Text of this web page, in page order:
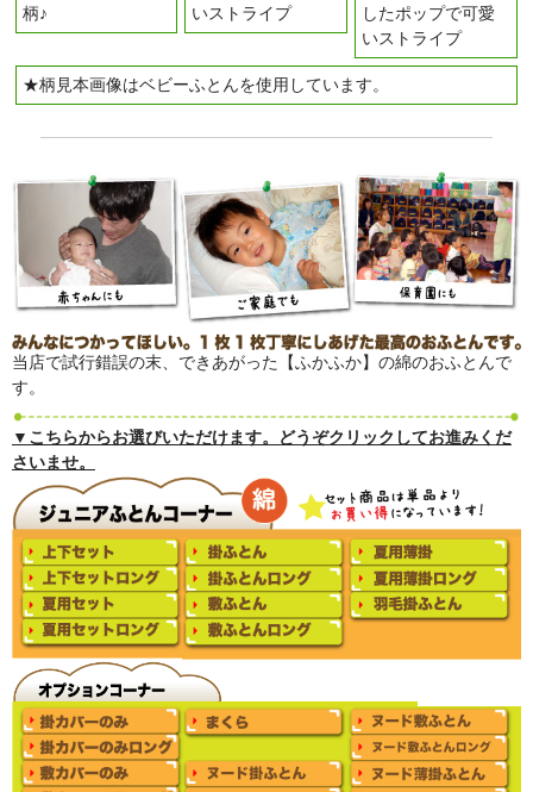
柄♪
いストライプ
したポップで可愛
いストライプ
★柄見本画像はベビーふとんを使用しています。
当店で試行錯誤の末、できあがった【ふかふか】の綿のおふとんで
す。
▼こちらからお選びいただけます。どうぞクリックしてお進みくだ
さいませ。